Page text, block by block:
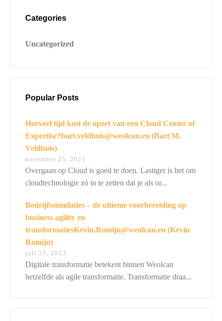
Categories
Uncategorized
Popular Posts
Hoeveel tijd kost de opzet van een Cloud Center of
Expertise?bart.veldhuis@weolcan.eu (Bart M.
Veldhuis)
november 25, 2021
Overgaan op Cloud is goed te doen. Lastiger is het om
cloudtechnologie zó in te zetten dat je als or...
Bedrijfssimulaties – de ultieme voorbereiding op
business agility en
transformatiesKevin.Romijn@weolcan.eu (Kevin
Romijn)
juli 25, 2023
Digitale transformatie betekent binnen Weolcan
hetzelfde als agile transformatie. Transformatie draa...
Nederlands